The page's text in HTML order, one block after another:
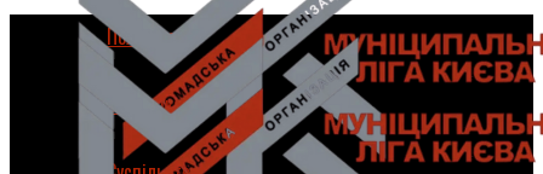
Політика
Економіка